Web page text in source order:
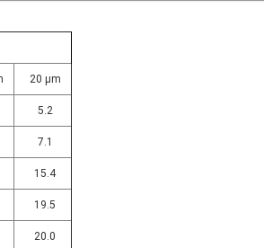
20 μm
5.2
7.1
15.4
19.5
20.0